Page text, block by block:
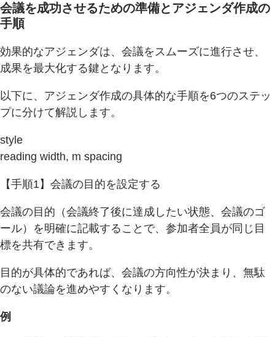
会議を成功させるための準備とアジェンダ作成の
手順
効果的なアジェンダは、会議をスムーズに進行させ、
成果を最大化する鍵となります。
以下に、アジェンダ作成の具体的な手順を6つのステッ
プに分けて解説します。
style
reading width, m spacing
【手順1】会議の目的を設定する
会議の目的（会議終了後に達成したい状態、会議のゴ
ール）を明確に記載することで、参加者全員が同じ目
標を共有できます。
目的が具体的であれば、会議の方向性が決まり、無駄
のない議論を進めやすくなります。
例